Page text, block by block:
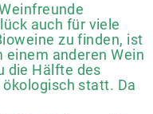
auch für viele
zu finden, ist
anderen Wein
die Hälfte des
statt. Da